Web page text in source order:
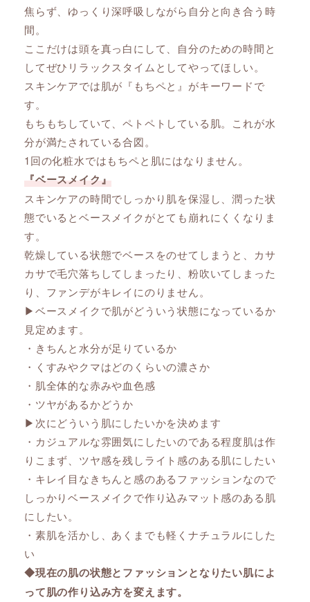
焦らず、ゆっくり深呼吸しながら自分と向き合う時
間。
ここだけは頭を真っ白にして、自分のための時間と
してぜひリラックスタイムとしてやってほしい。
スキンケアでは肌が『もちペと』がキーワードで
す。
もちもちしていて、ペトペトしている肌。これが水
分が満たされている合図。
1回の化粧水ではもちペと肌にはなりません。
『ベースメイク』
スキンケアの時間でしっかり肌を保湿し、潤った状
態でいるとベースメイクがとても崩れにくくなりま
す。
乾燥している状態でベースをのせてしまうと、カサ
カサで毛穴落ちしてしまったり、粉吹いてしまった
り、ファンデがキレイにのりません。
▶︎ベースメイクで肌がどういう状態になっているか
見定めます。
・きちんと水分が足りているか
・くすみやクマはどのくらいの濃さか
・肌全体的な赤みや血色感
・ツヤがあるかどうか
▶︎次にどういう肌にしたいかを決めます
・カジュアルな雰囲気にしたいのである程度肌は作
りこまず、ツヤ感を残しライト感のある肌にしたい
・キレイ目なきちんと感のあるファッションなので
しっかりベースメイクで作り込みマット感のある肌
にしたい。
・素肌を活かし、あくまでも軽くナチュラルにした
い
◆現在の肌の状態とファッションとなりたい肌によ
って肌の作り込み方を変えます。